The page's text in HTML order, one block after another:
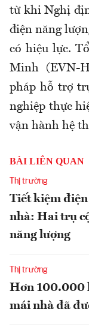
từ khi Nghị
điện năng
có hiệu lực.
Minh (EVN-
pháp hỗ trợ
nghiệp thực
vận hành hệ
BÀI LIÊN QUAN
Thị trường
Tiết kiệm
nhà: Hai trụ
năng lượng
Thị trường
Hơn 100.000
mái nhà đã